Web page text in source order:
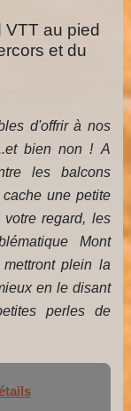
au pied
et du
d'offrir à nos
bien non ! A
les balcons
une petite
regard, les
Mont
plein la
en le disant
perles de